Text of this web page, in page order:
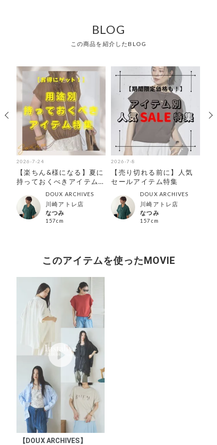
BLOG
この商品を紹介したBLOG
2026-7-24
【楽ちん&様になる】夏に
持っておくべきアイテム
DOUX ARCHIVES
川崎アトレ店
なつみ
157cm
2026-7-8
【売り切れる前に】人気
セールアイテム特集
DOUX ARCHIVES
川崎アトレ店
なつみ
157cm
このアイテムを使ったMOVIE
【DOUX ARCHIVES】